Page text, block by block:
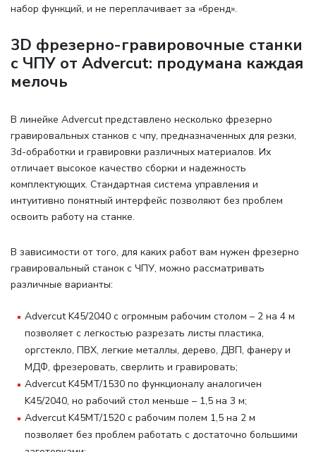
набор функций, и не переплачивает за «бренд».
3D фрезерно-гравировочные станки
с ЧПУ от Advercut: продумана каждая
мелочь
В линейке Advercut представлено несколько фрезерно
гравировальных станков с чпу, предназначенных для резки,
3d-обработки и гравировки различных материалов. Их
отличает высокое качество сборки и надежность
комплектующих. Стандартная система управления и
интуитивно понятный интерфейс позволяют без проблем
освоить работу на станке.
В зависимости от того, для каких работ вам нужен фрезерно
гравировальный станок с ЧПУ, можно рассматривать
различные варианты:
Advercut K45/2040 с огромным рабочим столом – 2 на 4 м
позволяет с легкостью разрезать листы пластика,
оргстекло, ПВХ, легкие металлы, дерево, ДВП, фанеру и
МДФ, фрезеровать, сверлить и гравировать;
Advercut K45MT/1530 по функционалу аналогичен
K45/2040, но рабочий стол меньше – 1,5 на 3 м;
Advercut K45MT/1520 с рабочим полем 1,5 на 2 м
позволяет без проблем работать с достаточно большими